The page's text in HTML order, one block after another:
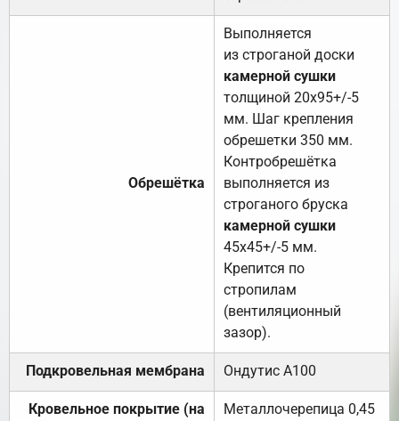
Обрешётка
Выполняется
из строганой доски
камерной сушки
толщиной 20х95+/-5
мм. Шаг крепления
обрешетки 350 мм.
Контробрешётка
выполняется из
строганого бруска
камерной сушки
45х45+/-5 мм.
Крепится по
стропилам
(вентиляционный
зазор).
Подкровельная мембрана Ондутис А100
Кровельное покрытие (на
Металлочерепица 0,45